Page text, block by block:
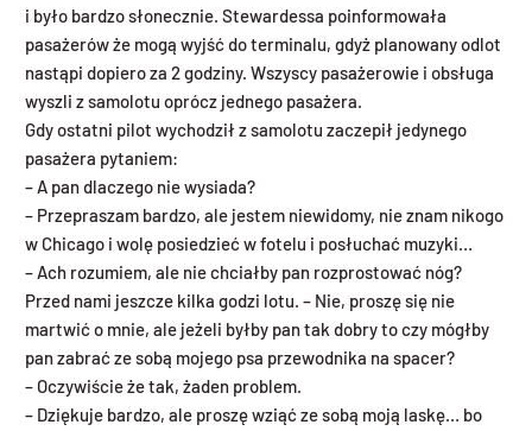
i było bardzo słonecznie. Stewardessa poinformowała
pasażerów że mogą wyjść do terminalu, gdyż planowany odlot
nastąpi dopiero za 2 godziny. Wszyscy pasażerowie i obsługa
wyszli z samolotu oprócz jednego pasażera.
Gdy ostatni pilot wychodził z samolotu zaczepił jedynego
pasażera pytaniem:
– A pan dlaczego nie wysiada?
– Przepraszam bardzo, ale jestem niewidomy, nie znam nikogo
w Chicago i wolę posiedzieć w fotelu i posłuchać muzyki…
– Ach rozumiem, ale nie chciałby pan rozprostować nóg?
Przed nami jeszcze kilka godzi lotu. – Nie, proszę się nie
martwić o mnie, ale jeżeli byłby pan tak dobry to czy mógłby
pan zabrać ze sobą mojego psa przewodnika na spacer?
– Oczywiście że tak, żaden problem.
– Dziękuje bardzo, ale proszę wziąć ze sobą moją laskę… bo